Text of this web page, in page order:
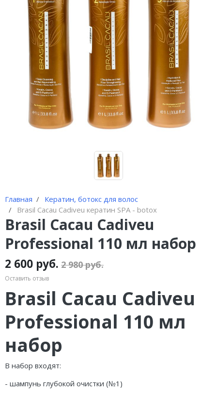
Главная
Кератин, ботокс для волос
Brasil Cacau Cadiveu кератин SPA - botox
Brasil Cacau Cadiveu
Professional 110 мл набор
2 600 руб. 2 980 руб.
Оставить отзыв
Brasil Cacau Cadiveu
Professional 110 мл
набор
В набор входят:
- шампунь глубокой очистки (№1)
Иглы и колпачки для
оригинальных аппаратов Dragon
Bella ( Тайвань)
Иглы и колпачки GiantSun
My M мезо и BB Glow модули